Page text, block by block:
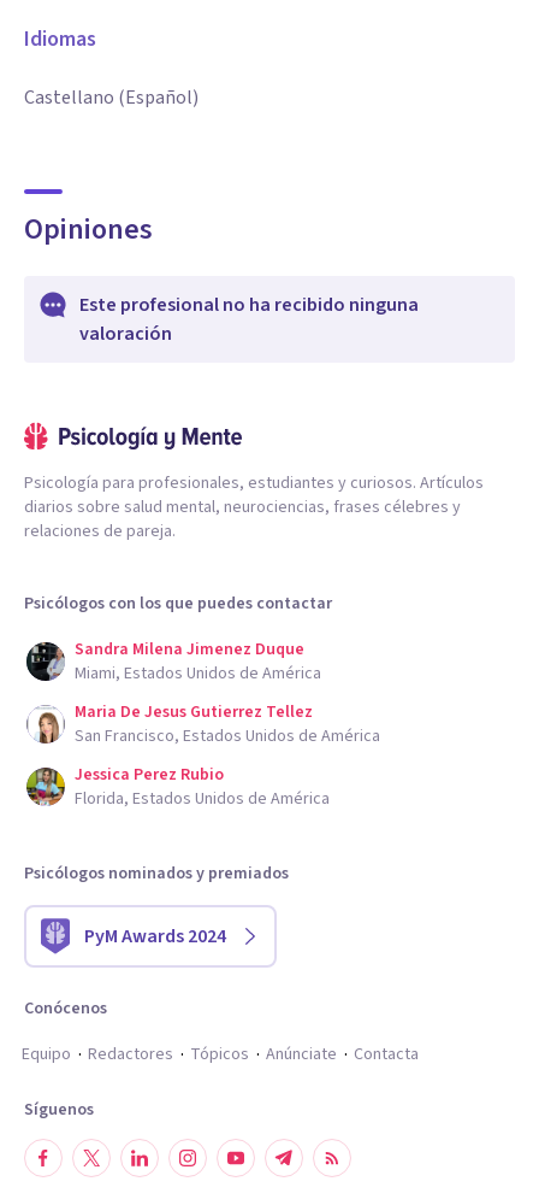
Idiomas
Castellano (Español)
Opiniones
Este profesional no ha recibido ninguna
valoración
Psicología para profesionales, estudiantes y curiosos. Artículos
diarios sobre salud mental, neurociencias, frases célebres y
relaciones de pareja.
Psicólogos con los que puedes contactar
Sandra Milena Jimenez Duque
Miami, Estados Unidos de América
Maria De Jesus Gutierrez Tellez
San Francisco, Estados Unidos de América
Jessica Perez Rubio
Florida, Estados Unidos de América
Psicólogos nominados y premiados
PyM Awards 2024
Conócenos
Equipo
Redactores Tópicos Anúnciate Contacta
Síguenos